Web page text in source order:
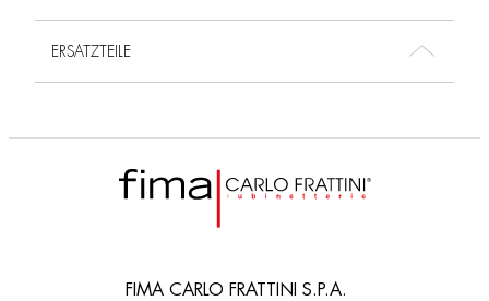
ERSATZTEILE
FIMA CARLO FRATTINI S.P.A.